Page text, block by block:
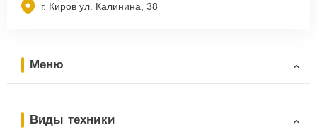
г. Киров ул. Калинина, 38
Меню
Виды техники